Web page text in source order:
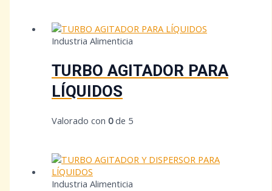
Industria Alimenticia
TURBO AGITADOR PARA
LÍQUIDOS
Valorado con0de 5
Industria Alimenticia